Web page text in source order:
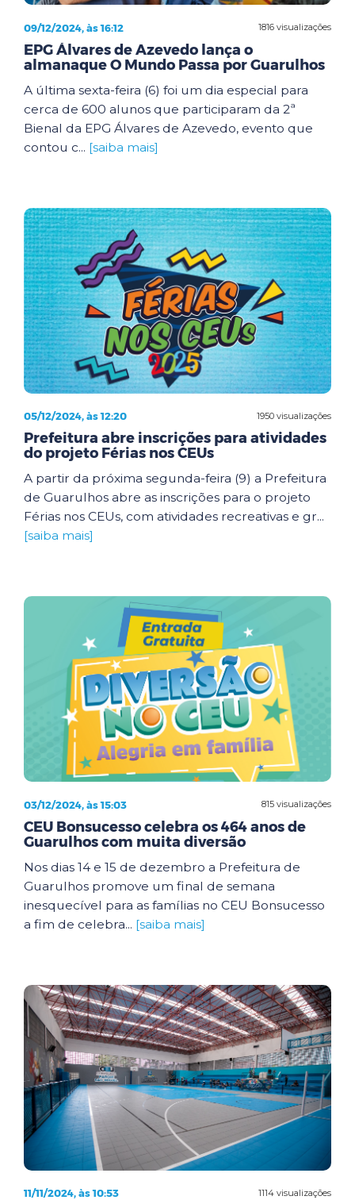
1816 visualizações
09/12/2024, às 16:12
EPG Álvares de Azevedo lança o
almanaque O Mundo Passa por Guarulhos
A última sexta-feira (6) foi um dia especial para
cerca de 600 alunos que participaram da 2ª
Bienal da EPG Álvares de Azevedo, evento que
contou c... [saiba mais]
1950 visualizações
05/12/2024, às 12:20
Prefeitura abre inscrições para atividades
do projeto Férias nos CEUs
A partir da próxima segunda-feira (9) a Prefeitura
de Guarulhos abre as inscrições para o projeto
Férias nos CEUs, com atividades recreativas e gr...
[saiba mais]
815 visualizações
03/12/2024, às 15:03
CEU Bonsucesso celebra os 464 anos de
Guarulhos com muita diversão
Nos dias 14 e 15 de dezembro a Prefeitura de
Guarulhos promove um final de semana
inesquecível para as famílias no CEU Bonsucesso
a fim de celebra... [saiba mais]
1114 visualizações
11/11/2024, às 10:53